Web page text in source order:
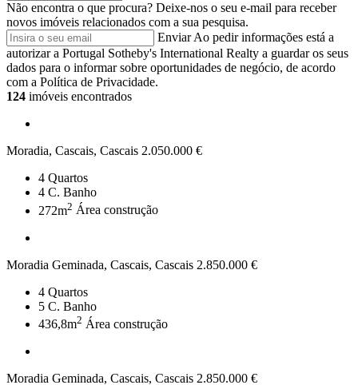
Não encontra o que procura? Deixe-nos o seu e-mail para receber
novos imóveis relacionados com a sua pesquisa.
Enviar Ao pedir informações está a
autorizar a Portugal Sotheby's International Realty a guardar os seus
dados para o informar sobre oportunidades de negócio, de acordo
com a Política de Privacidade.
124 imóveis encontrados
Moradia, Cascais, Cascais 2.050.000 €
4 Quartos
4 C. Banho
272m2 Área construção
Moradia Geminada, Cascais, Cascais 2.850.000 €
4 Quartos
5 C. Banho
436,8m2 Área construção
Moradia Geminada, Cascais, Cascais 2.850.000 €